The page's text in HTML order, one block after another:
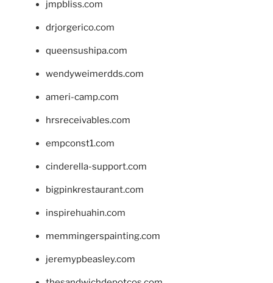
jmpbliss.com
drjorgerico.com
queensushipa.com
wendyweimerdds.com
ameri-camp.com
hrsreceivables.com
empconst1.com
cinderella-support.com
bigpinkrestaurant.com
inspirehuahin.com
memmingerspainting.com
jeremypbeasley.com